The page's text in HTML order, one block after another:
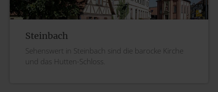
Steinbach
Sehenswert in Steinbach sind die barocke Kirche
und das Hutten-Schloss.